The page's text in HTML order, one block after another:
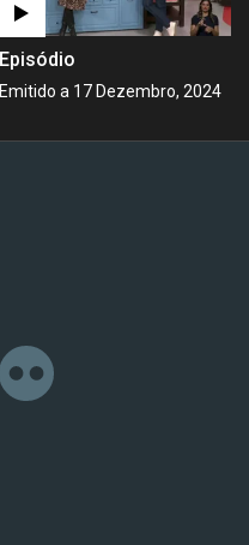
Episódio
Emitido a 17 Dezembro, 2024